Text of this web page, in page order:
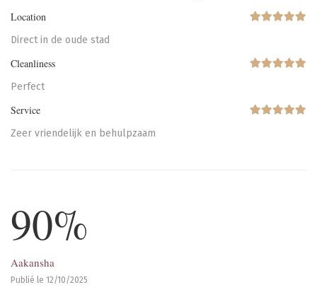
Location
Direct in de oude stad
Cleanliness
Perfect
Service
Zeer vriendelijk en behulpzaam
90%
Aakansha
Publié le 12/10/2025